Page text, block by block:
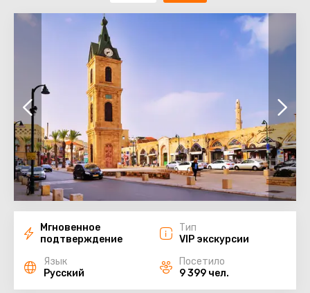
Мгновенное
подтверждение
Тип
VIP экскурсии
Язык
Русский
Посетило
9 399 чел.